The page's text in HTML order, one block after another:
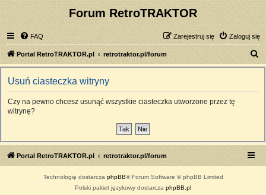
Forum RetroTRAKTOR
FAQ Zaloguj się
Zarejestruj się
Portal RetroTRAKTOR.pl retrotraktor.pl/forum
z
Usuń ciasteczka witryny
Czy na pewno chcesz usunąć wszystkie ciasteczka utworzone przez tę
witrynę?
Portal RetroTRAKTOR.pl retrotraktor.pl/forum
Technologię dostarcza phpBB® Forum Software © phpBB Limited
Polski pakiet językowy dostarcza phpBB.pl